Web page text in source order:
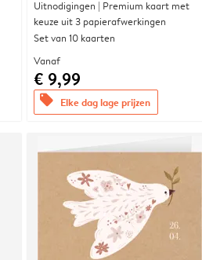
Uitnodigingen | Premium kaart met
keuze uit 3 papierafwerkingen
Set van 10 kaarten
Vanaf
€ 9,99
offers Elke dag lage prijzen